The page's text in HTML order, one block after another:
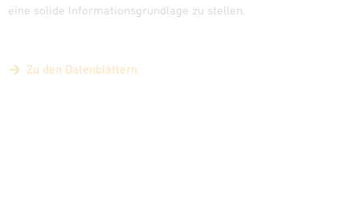
eine solide Informationsgrundlage zu stellen.
Zu den Datenblättern